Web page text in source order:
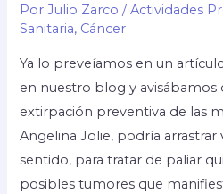
PorJulio Zarco /Actividades
Sanitaria, Cáncer
Ya lo preveíamos en un
en nuestro blog y avisábamos
extirpación preventiva de las
Angelina Jolie, podría arrastrar
sentido, para tratar de paliar
posibles tumores que